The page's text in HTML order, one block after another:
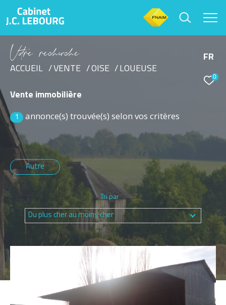
FR
0
Vore recece
ACCUEIL VENTE OISE LOUEUSE
Vente immobilière
1 annonce(s) trouvée(s) selon vos critères
Autre
Tri par
Du plus cher au moins cher
et trouver le bien qui correspond à vos critères
Vente
Type de bien
Budget
2 3